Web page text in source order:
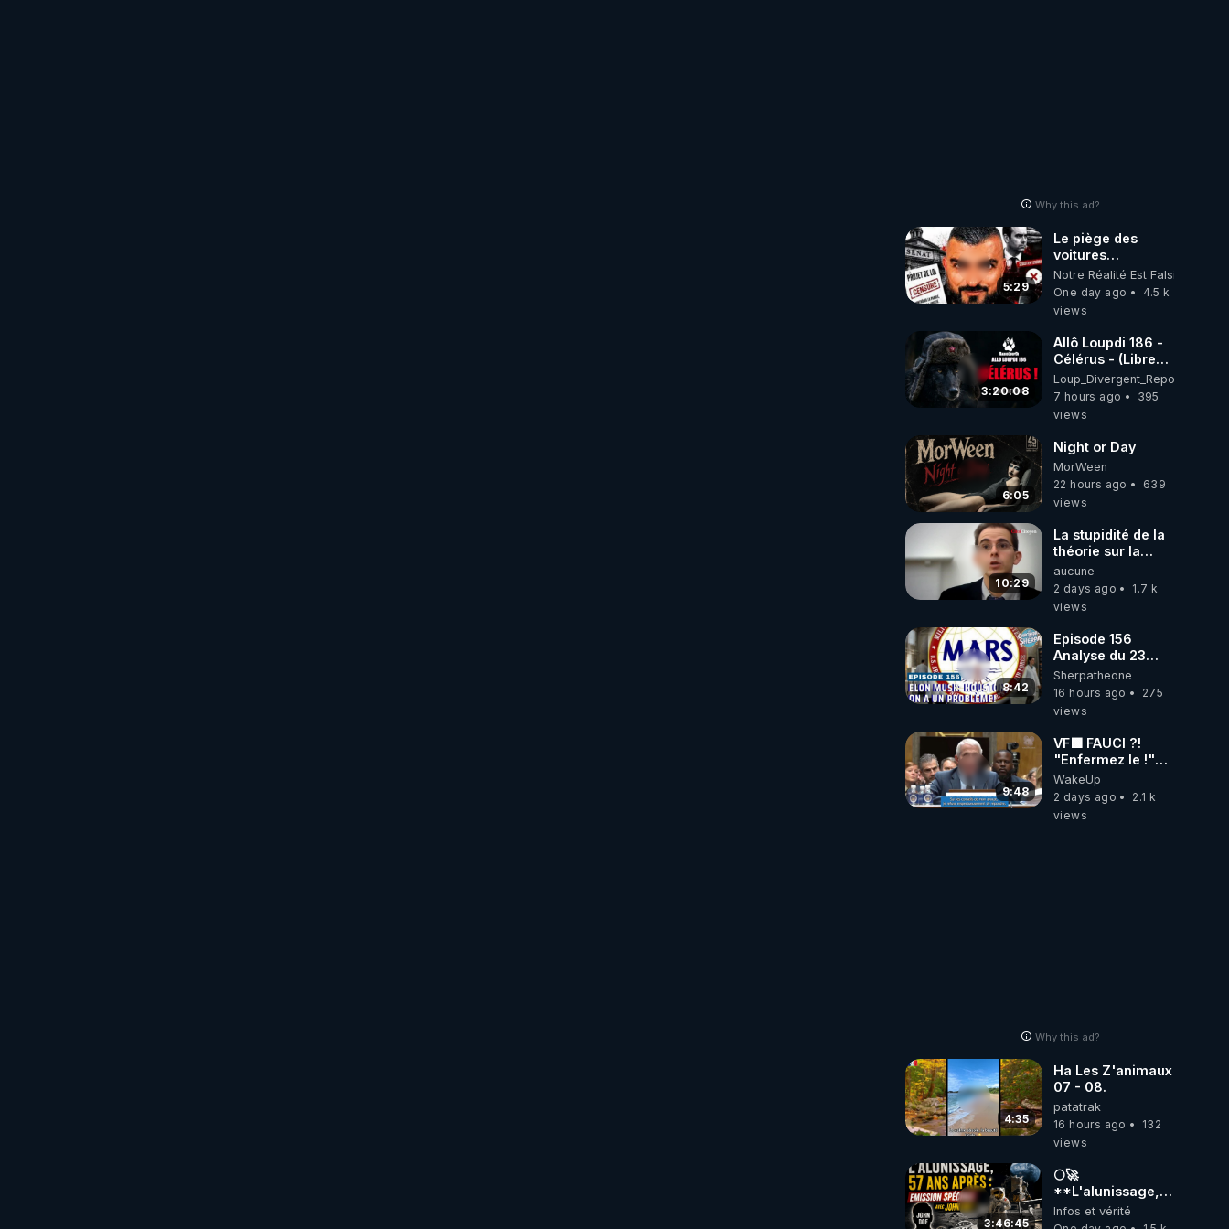
Why this ad?
5:29
Le piège des
voitures
électriques se
referme sur les
usagers !
Notre Réalité Est Falsifiée Et
One day ago
4.5 k
views
3:20:08
Allô Loupdi 186 -
Célérus - (Libre
Antenne) - Loup
Divergent
2026.08.06
Loup_Divergent_Reposts
7 hours ago
395
views
6:05
Night or Day
MorWeen
22 hours ago
639
views
10:29
La stupidité de la
théorie sur la
responsabilité de
l’homme
concernant le
carbone.
aucune
2 days ago
1.7 k
views
8:42
Episode 156
Analyse du 23
février 2025 Elon
Musk : Houston ,
on a un problème
Sherpatheone
16 hours ago
275
views
9:48
VF🟩 FAUCI ?!
"Enfermez le !"
(Lock him up!) -
Quartz Traduction
WakeUp
2 days ago
2.1 k
views
Why this ad?
4:35
Ha Les Z'animaux
07 - 08.
patatrak
16 hours ago
132
views
3:46:45
🌕🚀
**L'alunissage,
57 ans après :
Émission spéciale
Infos et vérité